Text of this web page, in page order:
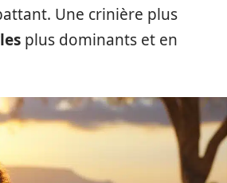
Une crinière plus
plus dominants et en